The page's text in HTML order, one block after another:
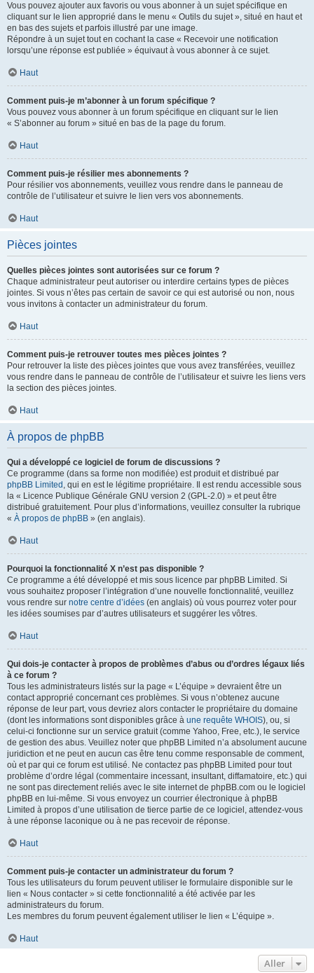
Vous pouvez ajouter aux favoris ou vous abonner à un sujet spécifique en
cliquant sur le lien approprié dans le menu « Outils du sujet », situé en haut et
en bas des sujets et parfois illustré par une image.
Répondre à un sujet tout en cochant la case « Recevoir une notification
lorsqu’une réponse est publiée » équivaut à vous abonner à ce sujet.
Haut
Comment puis-je m’abonner à un forum spécifique ?
Vous pouvez vous abonner à un forum spécifique en cliquant sur le lien
« S’abonner au forum » situé en bas de la page du forum.
Haut
Comment puis-je résilier mes abonnements ?
Pour résilier vos abonnements, veuillez vous rendre dans le panneau de
contrôle de l’utilisateur et suivre le lien vers vos abonnements.
Haut
Pièces jointes
Quelles pièces jointes sont autorisées sur ce forum ?
Chaque administrateur peut autoriser ou interdire certains types de pièces
jointes. Si vous n’êtes pas certain de savoir ce qui est autorisé ou non, nous
vous invitons à contacter un administrateur du forum.
Haut
Comment puis-je retrouver toutes mes pièces jointes ?
Pour retrouver la liste des pièces jointes que vous avez transférées, veuillez
vous rendre dans le panneau de contrôle de l’utilisateur et suivre les liens vers
la section des pièces jointes.
Haut
À propos de phpBB
Qui a développé ce logiciel de forum de discussions ?
Ce programme (dans sa forme non modifiée) est produit et distribué par
phpBB Limited , qui en est le légitime propriétaire. Il est rendu accessible sous
la « Licence Publique Générale GNU version 2 (GPL-2.0) » et peut être
distribué gratuitement. Pour plus d’informations, veuillez consulter la rubrique
« À propos de phpBB » (en anglais).
Haut
Pourquoi la fonctionnalité X n’est pas disponible ?
Ce programme a été développé et mis sous licence par phpBB Limited. Si
vous souhaitez proposer l’intégration d’une nouvelle fonctionnalité, veuillez
vous rendre sur notre centre d’idées (en anglais) où vous pourrez voter pour
les idées soumises par d’autres utilisateurs et suggérer les vôtres.
Haut
Qui dois-je contacter à propos de problèmes d’abus ou d’ordres légaux liés
à ce forum ?
Tous les administrateurs listés sur la page « L’équipe » devraient être un
contact approprié concernant ces problèmes. Si vous n’obtenez aucune
réponse de leur part, vous devriez alors contacter le propriétaire du domaine
(dont les informations sont disponibles grâce à une requête WHOIS), ou, si
celui-ci fonctionne sur un service gratuit (comme Yahoo, Free, etc.), le service
de gestion des abus. Veuillez noter que phpBB Limited n’a absolument aucune
juridiction et ne peut en aucun cas être tenu comme responsable de comment,
où et par qui ce forum est utilisé. Ne contactez pas phpBB Limited pour tout
problème d’ordre légal (commentaire incessant, insultant, diffamatoire, etc.) qui
ne sont pas directement reliés avec le site internet de phpBB.com ou le logiciel
phpBB en lui-même. Si vous envoyez un courrier électronique à phpBB
Limited à propos d’une utilisation de tierce partie de ce logiciel, attendez-vous
à une réponse laconique ou à ne pas recevoir de réponse.
Haut
Comment puis-je contacter un administrateur du forum ?
Tous les utilisateurs du forum peuvent utiliser le formulaire disponible sur le
lien « Nous contacter » si cette fonctionnalité a été activée par les
administrateurs du forum.
Les membres du forum peuvent également utiliser le lien « L’équipe ».
Haut
Aller